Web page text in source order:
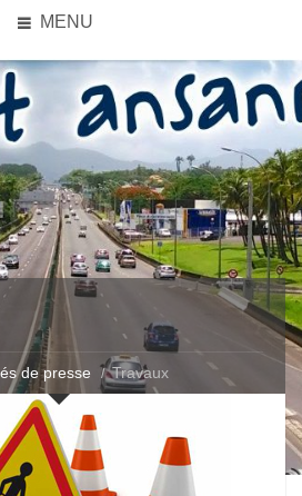
MENU
de presse Travaux